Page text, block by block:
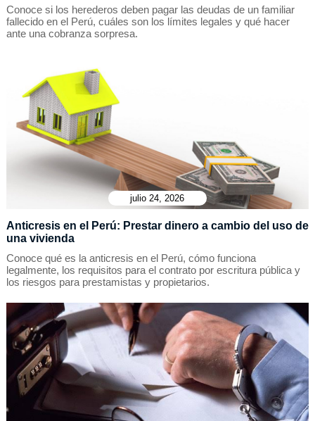
Conoce si los herederos deben pagar las deudas de un familiar
fallecido en el Perú, cuáles son los límites legales y qué hacer
ante una cobranza sorpresa.
julio 24, 2026
Anticresis en el Perú: Prestar dinero a cambio del uso de
una vivienda
Conoce qué es la anticresis en el Perú, cómo funciona
legalmente, los requisitos para el contrato por escritura pública y
los riesgos para prestamistas y propietarios.